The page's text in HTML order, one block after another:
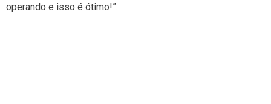
operando e isso é ótimo!”.